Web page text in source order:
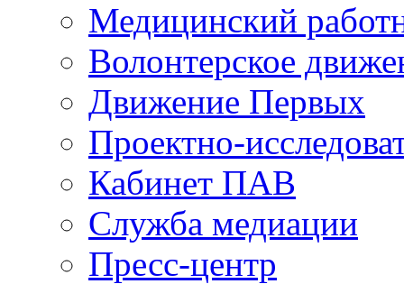
Медицинский
Волонтерское
Движение Первых
Проектно-
Кабинет ПАВ
Служба медиации
Пресс-центр